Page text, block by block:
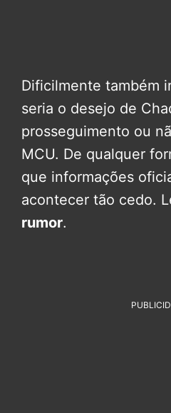
Dificilmente também
seria o desejo de
prosseguimento ou
MCU. De qualquer
que informações
acontecer tão cedo.
rumor.